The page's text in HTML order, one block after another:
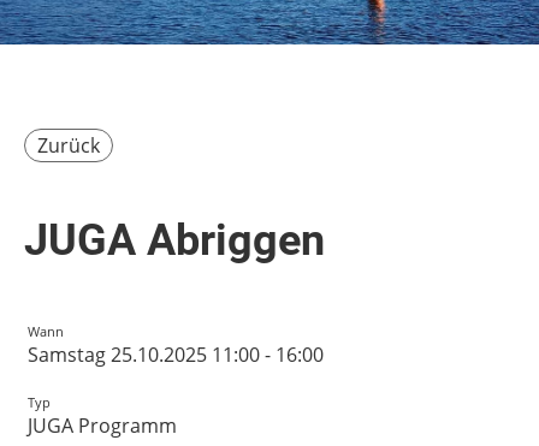
Zurück
JUGA Abriggen
Wann
Samstag 25.10.2025 11:00 - 16:00
Typ
JUGA Programm